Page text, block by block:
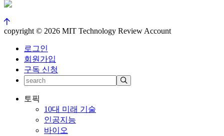
copyright © 2026 MIT Technology Review Account
로그인
회원가입
구독 신청
토픽
10대 미래 기술
인공지능
바이오